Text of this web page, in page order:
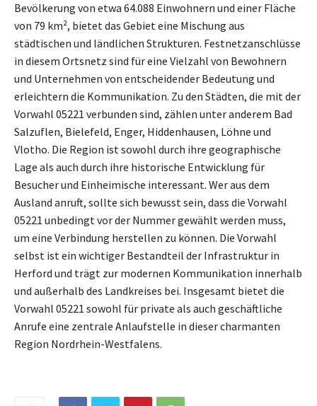
Bevölkerung von etwa 64.088 Einwohnern und einer Fläche
von 79 km², bietet das Gebiet eine Mischung aus
städtischen und ländlichen Strukturen. Festnetzanschlüsse
in diesem Ortsnetz sind für eine Vielzahl von Bewohnern
und Unternehmen von entscheidender Bedeutung und
erleichtern die Kommunikation. Zu den Städten, die mit der
Vorwahl 05221 verbunden sind, zählen unter anderem Bad
Salzuflen, Bielefeld, Enger, Hiddenhausen, Löhne und
Vlotho. Die Region ist sowohl durch ihre geographische
Lage als auch durch ihre historische Entwicklung für
Besucher und Einheimische interessant. Wer aus dem
Ausland anruft, sollte sich bewusst sein, dass die Vorwahl
05221 unbedingt vor der Nummer gewählt werden muss,
um eine Verbindung herstellen zu können. Die Vorwahl
selbst ist ein wichtiger Bestandteil der Infrastruktur in
Herford und trägt zur modernen Kommunikation innerhalb
und außerhalb des Landkreises bei. Insgesamt bietet die
Vorwahl 05221 sowohl für private als auch geschäftliche
Anrufe eine zentrale Anlaufstelle in dieser charmanten
Region Nordrhein-Westfalens.